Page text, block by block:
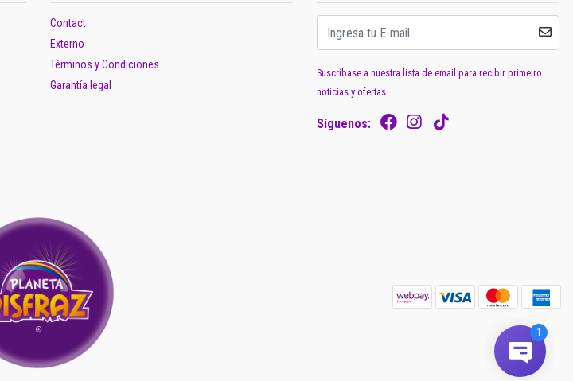
Contact
Externo
Términos y Condiciones
Garantía legal
Suscríbase a nuestra lista de email para recibir primeiro
noticias y ofertas.
Síguenos: